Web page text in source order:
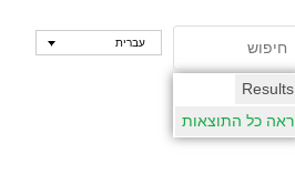
Results
ראה כל התוצאות
עברית